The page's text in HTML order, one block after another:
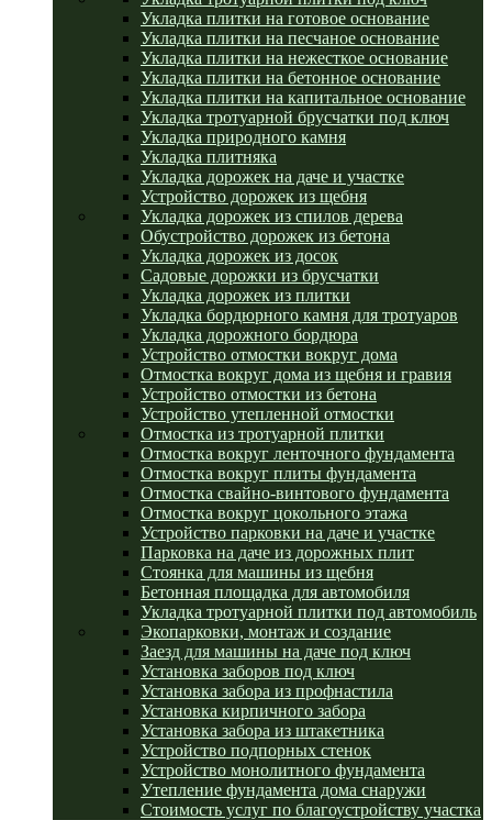
Укладка плитки на готовое основание
Укладка плитки на песчаное основание
Укладка плитки на нежесткое основание
Укладка плитки на бетонное основание
Укладка плитки на капитальное основание
Укладка тротуарной брусчатки под ключ
Укладка природного камня
Укладка плитняка
Укладка дорожек на даче и участке
Устройство дорожек из щебня
Укладка дорожек из спилов дерева
Обустройство дорожек из бетона
Укладка дорожек из досок
Садовые дорожки из брусчатки
Укладка дорожек из плитки
Укладка бордюрного камня для тротуаров
Укладка дорожного бордюра
Устройство отмостки вокруг дома
Отмостка вокруг дома из щебня и гравия
Устройство отмостки из бетона
Устройство утепленной отмостки
Отмостка из тротуарной плитки
Отмостка вокруг ленточного фундамента
Отмостка вокруг плиты фундамента
Отмостка свайно-винтового фундамента
Отмостка вокруг цокольного этажа
Устройство парковки на даче и участке
Парковка на даче из дорожных плит
Стоянка для машины из щебня
Бетонная площадка для автомобиля
Укладка тротуарной плитки под автомобиль
Экопарковки, монтаж и создание
Заезд для машины на даче под ключ
Установка заборов под ключ
Установка забора из профнастила
Установка кирпичного забора
Установка забора из штакетника
Устройство подпорных стенок
Устройство монолитного фундамента
Утепление фундамента дома снаружи
Стоимость услуг по благоустройству участка